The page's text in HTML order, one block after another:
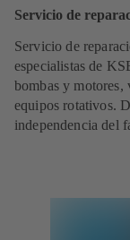
Servicio de
Servicio de
especialistas de
bombas y motores,
equipos rotativos.
independencia del